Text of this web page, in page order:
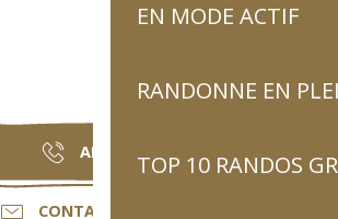
EN MODE ACTIF
RANDONNE EN
TOP 10 RANDOS
APPELER
CONTACTEZ-NOUS